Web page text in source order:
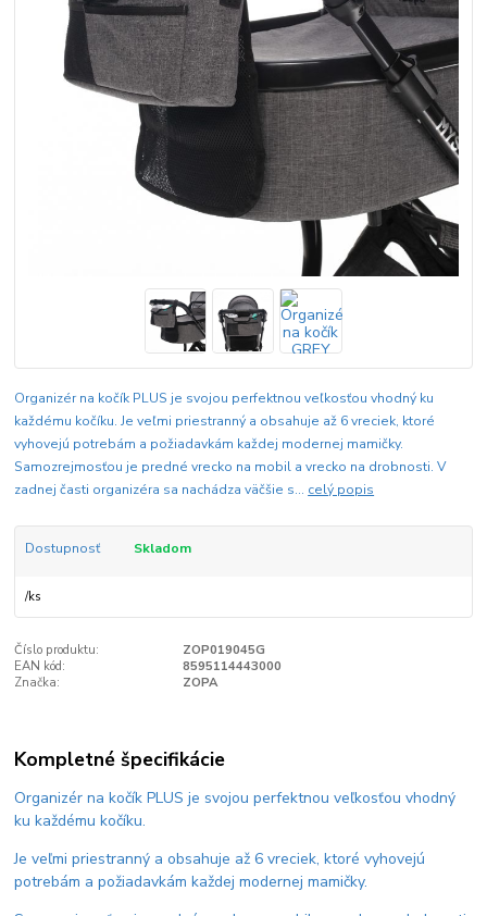
Organizér na kočík PLUS je svojou perfektnou veľkosťou vhodný ku
každému kočíku. Je veľmi priestranný a obsahuje až 6 vreciek, ktoré
vyhovejú potrebám a požiadavkám každej modernej mamičky.
Samozrejmosťou je predné vrecko na mobil a vrecko na drobnosti. V
zadnej časti organizéra sa nachádza väčšie s... celý popis
Dostupnosť Skladom
/ks
Číslo produktu:
ZOP019045G
EAN kód:
8595114443000
Značka:
ZOPA
Kompletné špecifikácie
Organizér na kočík PLUS je svojou perfektnou veľkosťou vhodný
ku každému kočíku.
Je veľmi priestranný a obsahuje až 6 vreciek, ktoré vyhovejú
potrebám a požiadavkám každej modernej mamičky.